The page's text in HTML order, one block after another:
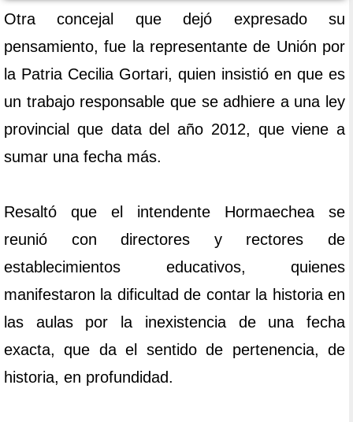
Otra concejal que dejó expresado su
pensamiento, fue la representante de Unión por
la Patria Cecilia Gortari, quien insistió en que es
un trabajo responsable que se adhiere a una ley
provincial que data del año 2012, que viene a
sumar una fecha más.
Resaltó que el intendente Hormaechea se
reunió con directores y rectores de
establecimientos educativos, quienes
manifestaron la dificultad de contar la historia en
las aulas por la inexistencia de una fecha
exacta, que da el sentido de pertenencia, de
historia, en profundidad.